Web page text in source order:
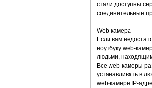
стали доступны
соединительные
Web-камера
Если вам
ноутбуку web-
людьми,
Все web-камеры
устанавливать в
web-камере IP-